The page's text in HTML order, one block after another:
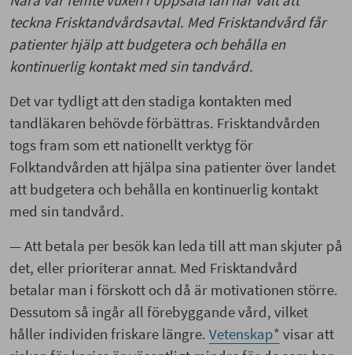
teckna Frisktandvårdsavtal. Med Frisktandvård får
patienter hjälp att budgetera och behålla en
kontinuerlig kontakt med sin tandvård.
Det var tydligt att den stadiga kontakten med
tandläkaren behövde förbättras. Frisktandvården
togs fram som ett nationellt verktyg för
Folktandvården att hjälpa sina patienter över landet
att budgetera och behålla en kontinuerlig kontakt
med sin tandvård.
— Att betala per besök kan leda till att man skjuter på
det, eller prioriterar annat. Med Frisktandvård
betalar man i förskott och då är motivationen större.
Dessutom så ingår all förebyggande vård, vilket
håller individen friskare längre. Vetenskap* visar att